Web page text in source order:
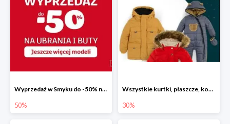
Wyprzedaż w Smyku do -50% na ubrania i buty
50%
Wszystkie kurtki, płaszcze, kombinezony i spodnie narciarskie -30%
30%